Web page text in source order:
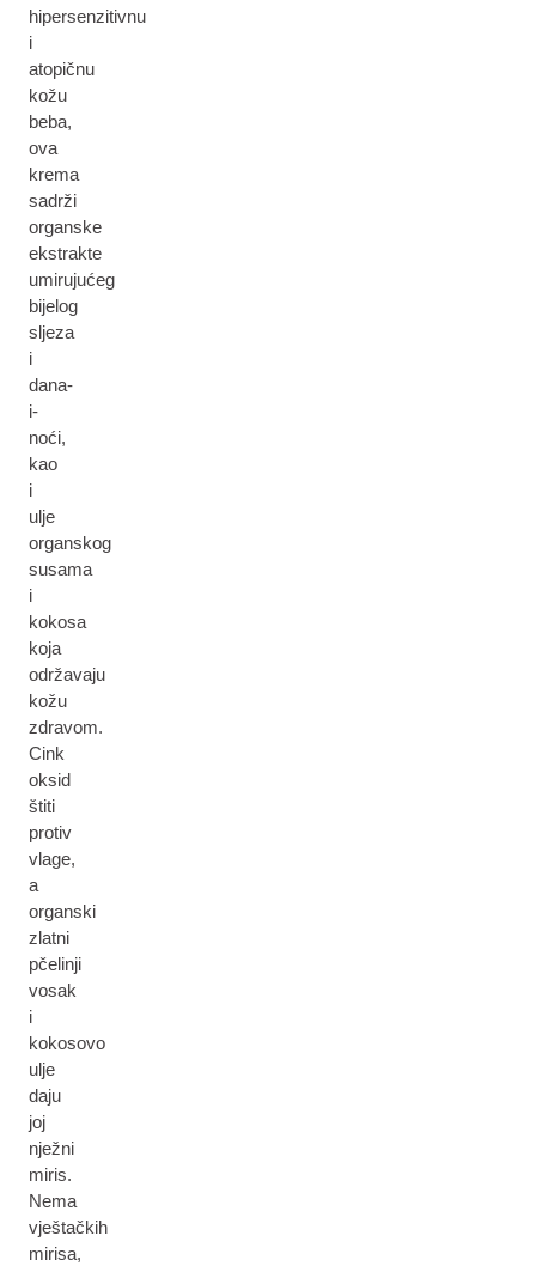
hipersenzitivnu
i
atopičnu
kožu
beba,
ova
krema
sadrži
organske
ekstrakte
umirujućeg
bijelog
sljeza
i
dana-
i-
noći,
kao
i
ulje
organskog
susama
i
kokosa
koja
održavaju
kožu
zdravom.
Cink
oksid
štiti
protiv
vlage,
a
organski
zlatni
pčelinji
vosak
i
kokosovo
ulje
daju
joj
nježni
miris.
Nema
vještačkih
mirisa,